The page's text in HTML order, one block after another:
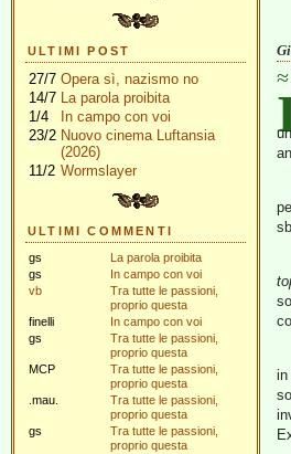
ULTIMI POST
27/7 Opera sì, nazismo no
14/7 La parola proibita
1/4
In campo con voi
23/2 Nuovo cinema Luftansia
(2026)
11/2 Wormslayer
ULTIMI COMMENTI
gs
La parola proibita
gs
In campo con voi
vb
Tra tutte le passioni,
proprio questa
finelli
In campo con voi
gs
Tra tutte le passioni,
proprio questa
MCP
Tra tutte le passioni,
proprio questa
.mau.
Tra tutte le passioni,
proprio questa
gs
Tra tutte le passioni,
proprio questa
in